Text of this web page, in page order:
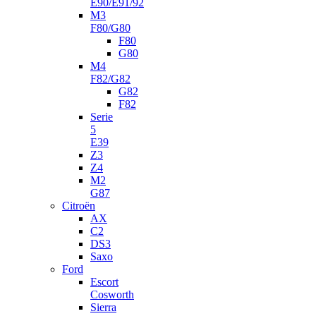
E90/E91/92
M3
F80/G80
F80
G80
M4
F82/G82
G82
F82
Serie
5
E39
Z3
Z4
M2
G87
Citroën
AX
C2
DS3
Saxo
Ford
Escort
Cosworth
Sierra